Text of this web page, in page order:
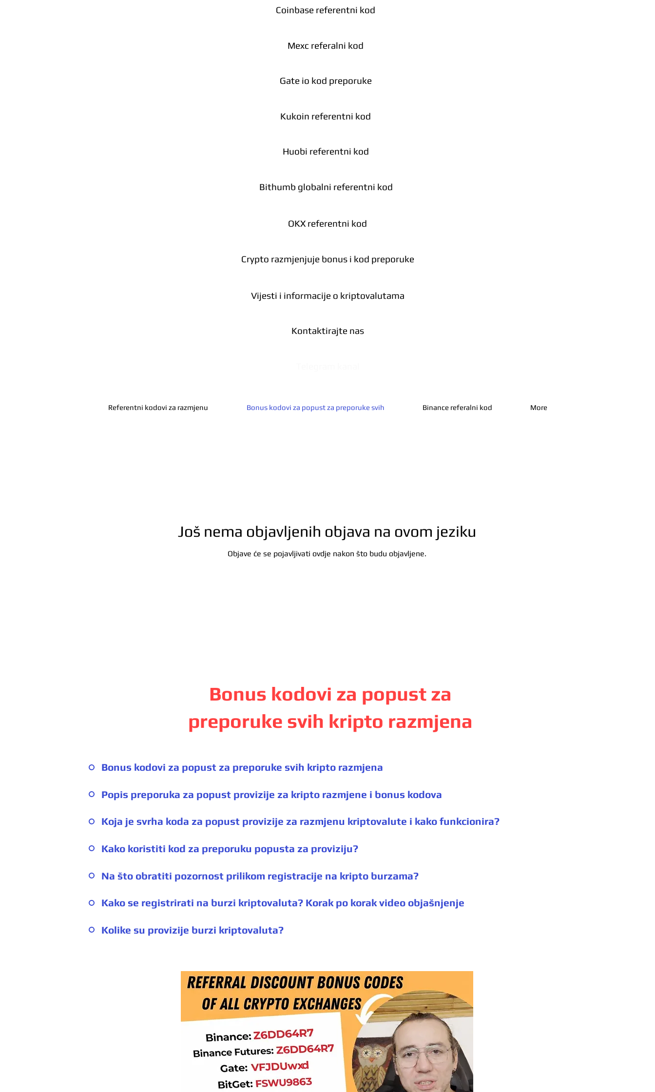
Coinbase referentni kod
Mexc referalni kod
Gate io kod preporuke
Kukoin referentni kod
Huobi referentni kod
Bithumb globalni referentni kod
OKX referentni kod
Crypto razmjenjuje bonus i kod preporuke
Vijesti i informacije o kriptovalutama
Kontaktirajte nas
Referentni kodovi za razmjenu Bonus kodovi za popust za preporuke svih Binance referalni kod More
Još nema objavljenih objava na ovom jeziku
Objave će se pojavljivati ovdje nakon što budu objavljene.
Bonus kodovi za popust za
preporuke svih kripto razmjena
Bonus kodovi za popust za preporuke svih kripto razmjena
Popis preporuka za popust provizije za kripto razmjene i bonus kodova
Koja je svrha koda za popust provizije za razmjenu kriptovalute i kako funkcionira?
Kako koristiti kod za preporuku popusta za proviziju?
Na što obratiti pozornost prilikom registracije na kripto burzama?
Kako se registrirati na burzi kriptovaluta? Korak po korak video objašnjenje
Kolike su provizije burzi kriptovaluta?